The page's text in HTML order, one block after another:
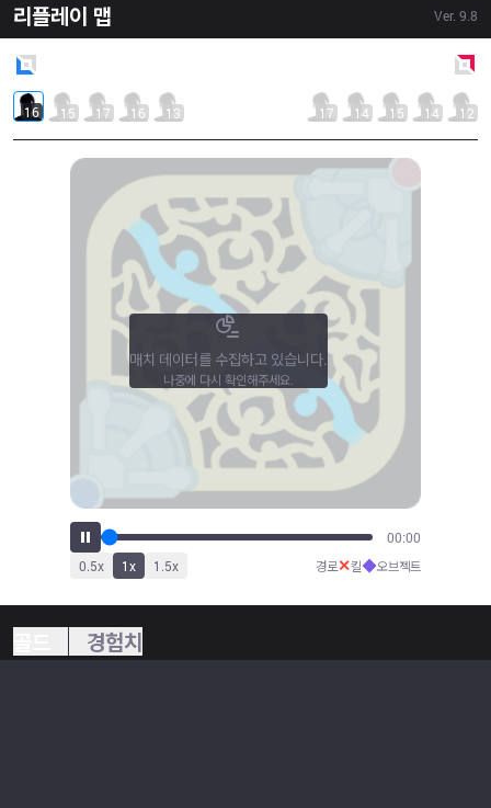
리플레이 맵 Ver. 9.8
16 15 17 16 13 17 14 15 14 12
00:00
0.5x 1x 1.5x 경로✕킬◆오브젝트
매치 데이터를 수집하고 있습니다.
나중에 다시 확인해주세요.
경험치